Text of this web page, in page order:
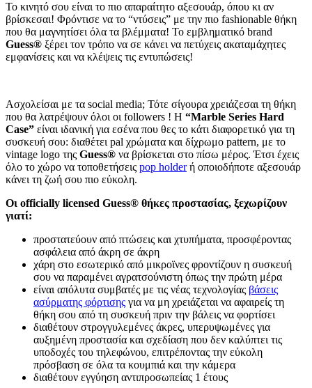
Το κινητό σου είναι το πιο απαραίτητο αξεσουάρ, όπου κι αν
βρίσκεσαι! Φρόντισε να το “ντύσεις” με την πιο fashionable θήκη
που θα μαγνητίσει όλα τα βλέμματα! Το εμβληματικό brand
Guess® ξέρει τον τρόπο να σε κάνει να πετύχεις ακαταμάχητες
εμφανίσεις και να κλέψεις τις εντυπώσεις!
Ασχολείσαι με τα social media; Τότε σίγουρα χρειάζεσαι τη θήκη
που θα λατρέψουν όλοι οι followers ! Η “Marble Series Hard
Case” είναι ιδανική για εσένα που θες το κάτι διαφορετικό για τη
συσκευή σου: διαθέτει pal χρώματα και δίχρωμο pattern, με το
vintage logo της Guess® να βρίσκεται στο πίσω μέρος. Έτσι έχεις
όλο το χώρο να τοποθετήσεις pop holderή οποιοδήποτε αξεσουάρ
κάνει τη ζωή σου πιο εύκολη.
Οι officially licensed Guess® θήκες προστασίας, ξεχωρίζουν
γιατί:
προστατεύουν από πτώσεις και χτυπήματα, προσφέροντας
ασφάλεια από άκρη σε άκρη
χάρη στο εσωτερικό από μικροϊνες φροντίζουν η συσκευή
σου να παραμένει αγρατσούνιστη όπως την πρώτη μέρα
είναι απόλυτα συμβατές με τις νέας τεχνολογίας βάσεις
ασύρματης φόρτισης για να μη χρειάζεται να αφαιρείς τη
θήκη σου από τη συσκευή πριν την βάλεις να φορτίσει
διαθέτουν στρογγυλεμένες άκρες, υπερυψωμένες για
αυξημένη προστασία και σχεδίαση που δεν καλύπτει τις
υποδοχές του τηλεφώνου, επιτρέποντας την εύκολη
πρόσβαση σε όλα τα κουμπιά και την κάμερα
διαθέτουν εγγύηση αντιπροσωπείας 1 έτους